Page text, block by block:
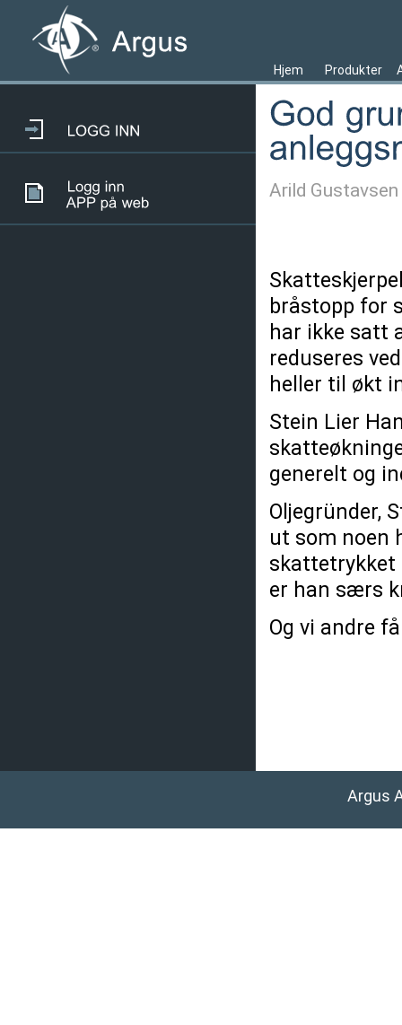
Hjem Produkter
Arild
bråstopp for
har ikke satt
reduseres
heller til økt
Stein Lier
generelt og
Oljegründer,
ut som noen
skattetrykket
er han særs
Og vi andre
Argus